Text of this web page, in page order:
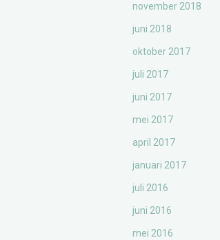
november 2018
juni 2018
oktober 2017
juli 2017
juni 2017
mei 2017
april 2017
januari 2017
juli 2016
juni 2016
mei 2016